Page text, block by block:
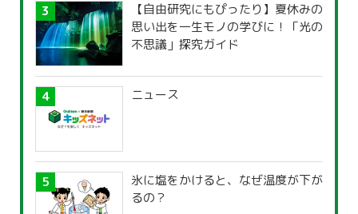
【自由研究にもぴったり】夏休みの
思い出を一生モノの学びに！「光の
不思議」探究ガイド
ニュース
氷に塩をかけると、なぜ温度が下が
るの？